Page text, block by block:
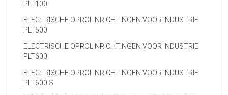
PLT100
ELECTRISCHE OPROLINRICHTINGEN VOOR INDUSTRIE
PLT500
ELECTRISCHE OPROLINRICHTINGEN VOOR INDUSTRIE
PLT600
ELECTRISCHE OPROLINRICHTINGEN VOOR INDUSTRIE
PLT600 S